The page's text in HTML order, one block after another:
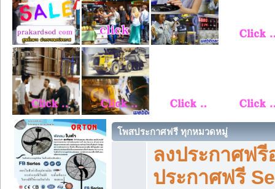
โพสประกาศฟรี ทุกหมวดหมู่
ลงประกาศฟ
ประกาศฟรี